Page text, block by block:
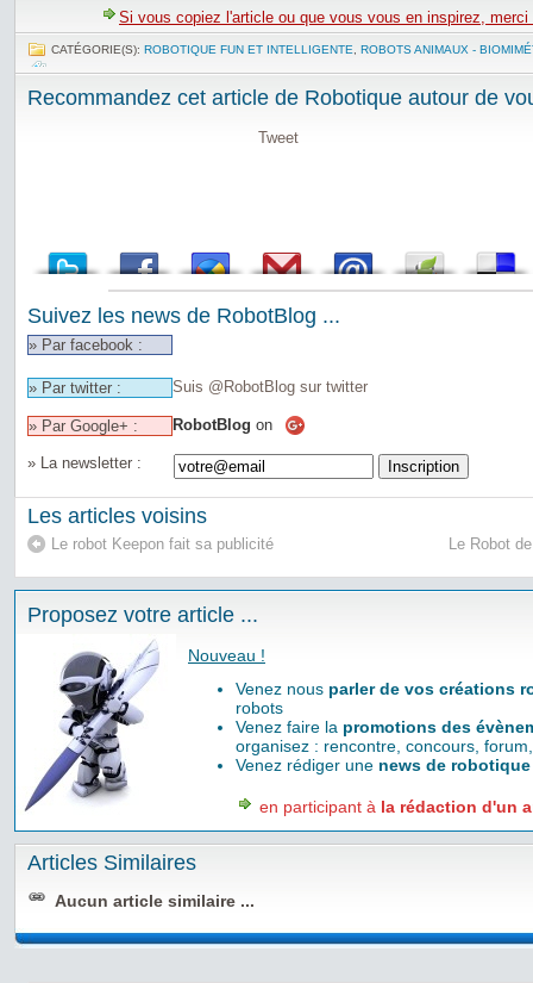
Si vous copiez l'article ou que vous vous en inspirez,
CATÉGORIE(S): ROBOTIQUE FUN ET INTELLIGENTE ROBOTS ANIMAUX -
Recommandez cet article de Robotique autour de
Tweet
Suivez les news de RobotBlog ...
» Par facebook :
» Par twitter : Suis @RobotBlog sur twitter
» Par Google+ : RobotBlog on
» La newsletter :
Les articles voisins
Le robot Keepon fait sa publicité Le Robot
Proposez votre article ...
Nouveau !
Venez nous parler de vos créations
robots
Venez faire la promotions des
organisez : rencontre, concours,
Venez rédiger une news de robotique
en participant à la rédaction d'un
Articles Similaires
Aucun article similaire ...